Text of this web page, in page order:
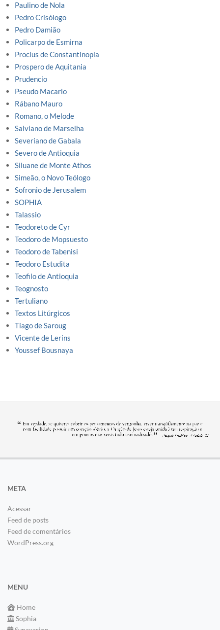
Paulino de Nola
Pedro Crisólogo
Pedro Damião
Policarpo de Esmirna
Proclus de Constantinopla
Prospero de Aquitania
Prudencio
Pseudo Macario
Rábano Mauro
Romano, o Melode
Salviano de Marselha
Severiano de Gabala
Severo de Antioquia
Siluane de Monte Athos
Simeão, o Novo Teólogo
Sofronio de Jerusalem
SOPHIA
Talassio
Teodoreto de Cyr
Teodoro de Mopsuesto
Teodoro de Tabenisi
Teodoro Estudita
Teofilo de Antioquia
Teognosto
Tertuliano
Textos Litúrgicos
Tiago de Saroug
Vicente de Lerins
Youssef Bousnaya
META
Acessar
Feed de posts
Feed de comentários
WordPress.org
MENU
Home
Sophia